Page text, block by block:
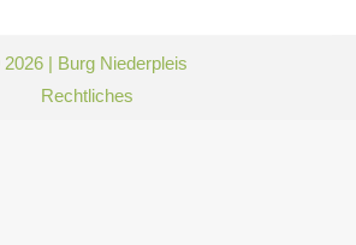
| Burg Niederpleis
Rechtliches